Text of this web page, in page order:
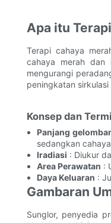
Apa itu
Terapi cahaya
cahaya merah dan
mengurangi
peningkatan
Konsep dan
Panjang
sedangkan
Iradiasi : Diukur
Area Perawatan :
Daya Keluaran :
Gambaran
Sunglor, penyedia